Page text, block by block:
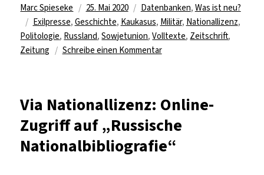
Autor
Marc Spieseke
Veröffentlicht
am
25. Mai 2020 Kategorien
Datenbanken, Was ist neu?
Schlagwörter
Exilpresse, Geschichte, Kaukasus, Militär, Nationallizenz,
Politologie, Russland,Sowjetunion,Volltexte, Zeitschrift,
Zeitung
Schreibe einen Kommentarzu
historischen
russischen
Zeitschriften
via
Via Nationallizenz: Online-
Zugriff auf „Russische
Nationalbibliografie“